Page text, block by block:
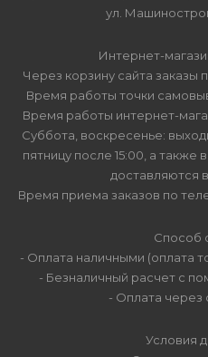
ул.
Интернет-
Через корзину сайта заказы
Время работы точки
Время работы интернет-
Суббота, воскресенье:
пятницу после 15:00, а также
доставляются
Время приема заказов по
Способ
- Оплата наличными (оплата
- Безналичный расчет с
- Оплата через
Условия